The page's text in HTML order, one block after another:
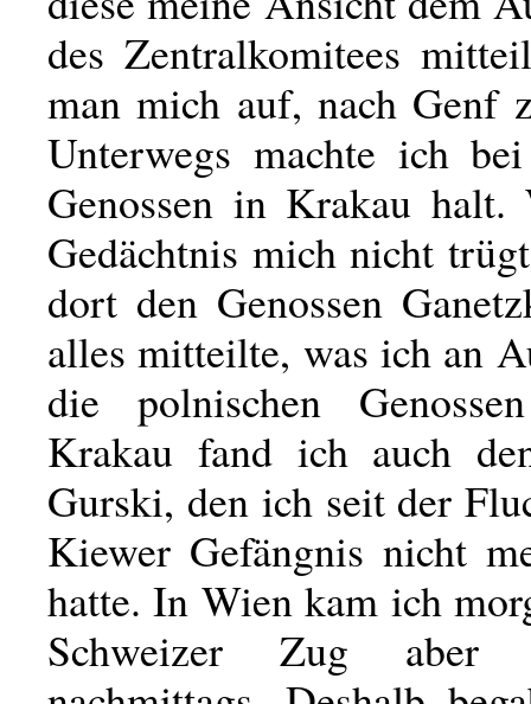
des Zentralkomitees
man mich auf, nach Genf
Unterwegs machte ich
Genossen in Krakau halt.
Gedächtnis mich nicht
dort den Genossen
alles mitteilte, was ich an
die polnischen
Krakau fand ich auch
Gurski, den ich seit der
Kiewer Gefängnis nicht
hatte. In Wien kam ich
Schweizer Zug aber